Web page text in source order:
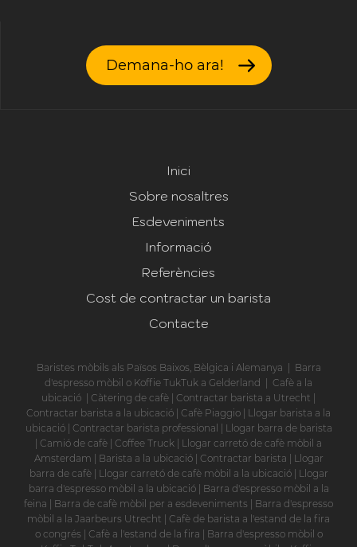
Demana-ho ara!
Inici
Sobre nosaltres
Esdeveniments
Informació
Referències
Cost de contractar un barista
Contacte
Baristes mòbils als Països Baixos, Bèlgica i Alemanya
Barra
d'espresso mòbil o Koffie TukTuk a Gelderland
Cafè a la
ubicació
Càtering de cafè Contractar barista a Utrecht
Contractar barista a la ubicació Cafè Piaggio
Llogar barista a la
ubicació| Contractar barista professional
Llogar barra de barista
Camió de cafè Coffee Truck
Llogar carretó de cafè mòbil a
Amsterdam
Barista a la ubicació| Contractar barista
Llogar
barra de cafè| Llogar carretó de cafè mòbil a la ubicació| Llogar
barra d'espresso mòbil a la ubicació| Barra d'espresso mòbil a la
feina
Barra de cafè mòbil per a esdeveniments
Barra d'espresso
mòbil a la Jaarbeurs Utrecht
Cafè de barista a l'estand de la fira
o congrés
Cafè a l'estand de la fira
Barra d'espresso mòbil o